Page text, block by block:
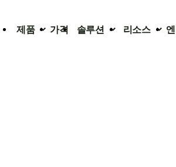
제품 가격 솔루션 리소스